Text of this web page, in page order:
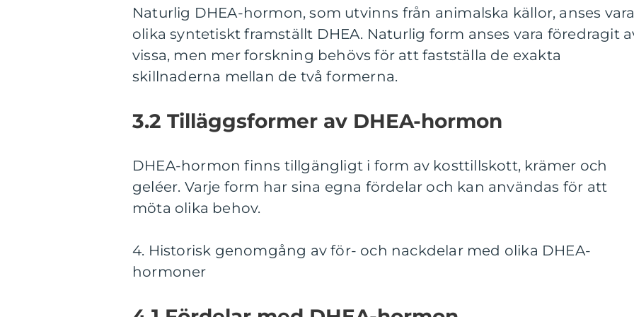
Naturlig DHEA-hormon, som utvinns från animalska källor, anses
olika syntetiskt framställt DHEA. Naturlig form anses vara föredragit
vissa, men mer forskning behövs för att fastställa de exakta
skillnaderna mellan de två formerna.
3.2 Tilläggsformer av DHEA-hormon
DHEA-hormon finns tillgängligt i form av kosttillskott, krämer och
geléer. Varje form har sina egna fördelar och kan användas för att
möta olika behov.
4. Historisk genomgång av för- och nackdelar med olika DHEA-
hormoner